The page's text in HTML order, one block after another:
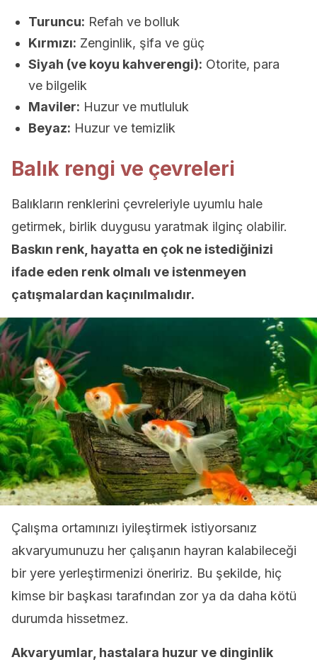
Turuncu: Refah ve bolluk
Kırmızı: Zenginlik, şifa ve güç
Siyah (ve koyu kahverengi): Otorite, para
ve bilgelik
Maviler: Huzur ve mutluluk
Beyaz: Huzur ve temizlik
Balık rengi ve çevreleri
Balıkların renklerini çevreleriyle uyumlu hale
getirmek, birlik duygusu yaratmak ilginç olabilir.
Baskın renk, hayatta en çok ne istediğinizi
ifade eden renk olmalı ve istenmeyen
çatışmalardan kaçınılmalıdır.
Çalışma ortamınızı iyileştirmek istiyorsanız
akvaryumunuzu her çalışanın hayran kalabileceği
bir yere yerleştirmenizi öneririz. Bu şekilde, hiç
kimse bir başkası tarafından zor ya da daha kötü
durumda hissetmez.
Akvaryumlar, hastalara huzur ve dinginlik